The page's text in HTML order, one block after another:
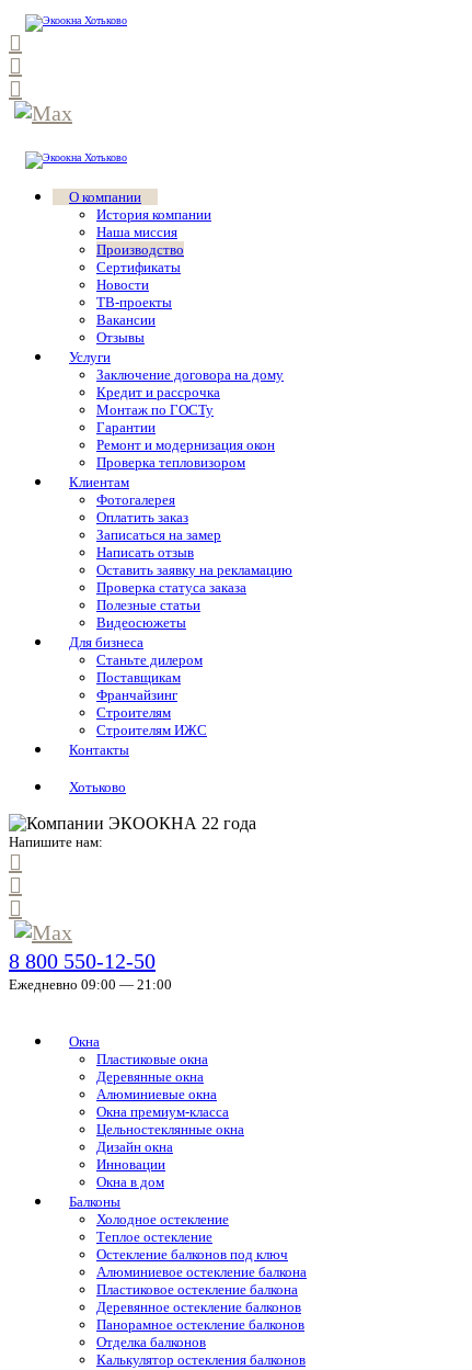
О компании
История компании
Наша миссия
Производство
Сертификаты
Новости
ТВ-проекты
Вакансии
Отзывы
Услуги
Заключение договора на дому
Кредит и рассрочка
Монтаж по ГОСТу
Гарантии
Ремонт и модернизация окон
Проверка тепловизором
Клиентам
Фотогалерея
Оплатить заказ
Записаться на замер
Написать отзыв
Оставить заявку на рекламацию
Проверка статуса заказа
Полезные статьи
Видеосюжеты
Для бизнеса
Станьте дилером
Поставщикам
Франчайзинг
Строителям
Строителям ИЖС
Контакты
Хотьково
Напишите нам:
8 800 550-12-50
Ежедневно 09:00 — 21:00
Окна
Пластиковые окна
Деревянные окна
Алюминиевые окна
Окна премиум-класса
Цельностеклянные окна
Дизайн окна
Инновации
Окна в дом
Балконы
Холодное остекление
Теплое остекление
Остекление балконов под ключ
Алюминиевое остекление балкона
Пластиковое остекление балкона
Деревянное остекление балконов
Панорамное остекление балконов
Отделка балконов
Калькулятор остекления балконов